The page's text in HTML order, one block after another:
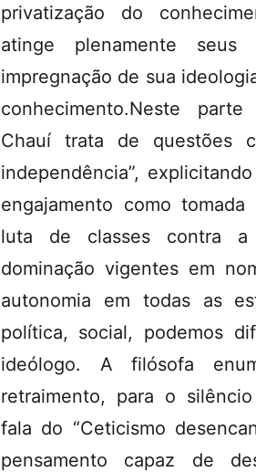
privatização do
atinge plenamente
impregnação de sua
conhecimento.Neste
Chauí trata de questões
independência”,
engajamento como
luta de classes contra
dominação vigentes em
autonomia em todas as
política, social, podemos
ideólogo. A filósofa
retraimento, para o
fala do “Ceticismo
pensamento capaz de